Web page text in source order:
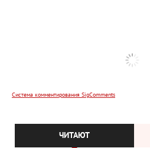
Система комментирования SigComments
ЧИТАЮТ